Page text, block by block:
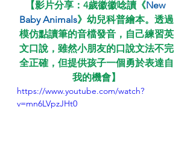
【影片分享：4歲徽徽唸讀《New
Baby Animals》幼兒科普繪本。透過
模仿點讀筆的音檔發音，自己練習英
文口說，雖然小朋友的口說文法不完
全正確，但提供孩子一個勇於表達自
我的機會】
https://www.youtube.com/watch?
v=mn6LVpzJHt0